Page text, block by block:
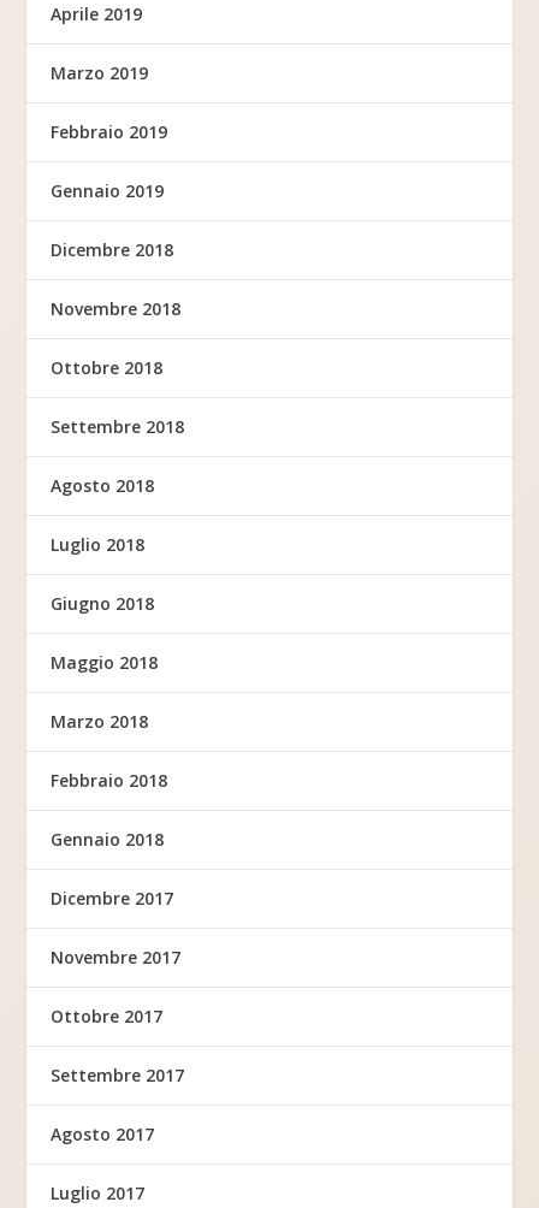
Aprile 2019
Marzo 2019
Febbraio 2019
Gennaio 2019
Dicembre 2018
Novembre 2018
Ottobre 2018
Settembre 2018
Agosto 2018
Luglio 2018
Giugno 2018
Maggio 2018
Marzo 2018
Febbraio 2018
Gennaio 2018
Dicembre 2017
Novembre 2017
Ottobre 2017
Settembre 2017
Agosto 2017
Luglio 2017